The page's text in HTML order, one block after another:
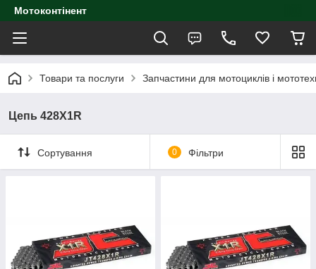
Мотоконтінент
Товари та послуги Запчастини для мотоциклів і
Цепь 428X1R
Сортування 0 Фільтри